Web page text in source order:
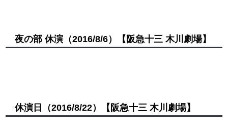
夜の部 休演（2016/8/6） 【阪急十三 木川劇場】
休演日 （2016/8/22） 【阪急十三 木川劇場】